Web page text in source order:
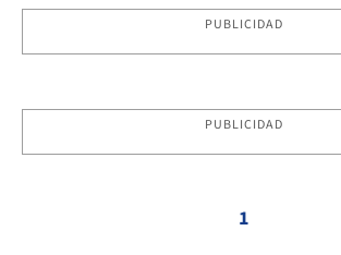
PUBLICIDAD
PUBLICIDAD
1